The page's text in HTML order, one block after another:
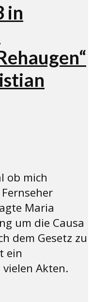
in
ob mich
Maria
um die Causa
dem Gesetz zu
ein
Akten.